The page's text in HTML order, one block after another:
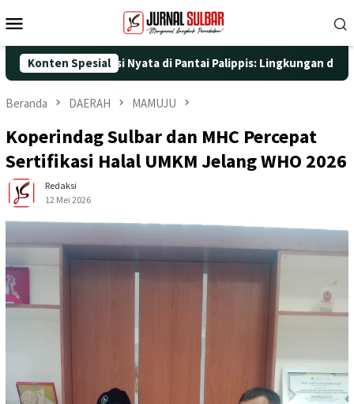
ke
Mobile
Konten Spesial
Aksi Nyata di Pantai Palippis: Lingkungan dan Kesehatan
Beranda DAERAH MAMUJU
Koperindag Sulbar dan MHC Percepat
Sertifikasi Halal UMKM Jelang WHO 2026
Redaksi
12 Mei 2026